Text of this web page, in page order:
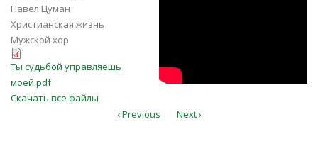
Павел Цуман
Христианская жизнь
Мужской хор
Ты судьбой управляешь моей.pdf
Ты судьбой управляешь
моей.pdf
Скачать все файлы
‹ Previous Next ›